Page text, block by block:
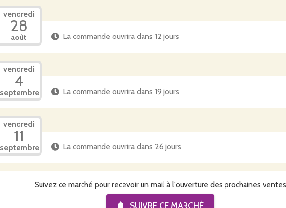
vendredi
28
août La commande ouvrira dans 12 jours
vendredi
4
septembre La commande ouvrira dans 19 jours
vendredi
11
septembre La commande ouvrira dans 26 jours
Suivez ce marché pour recevoir un mail à l'ouverture des prochaines ventes
SUIVRE CE MARCHÉ